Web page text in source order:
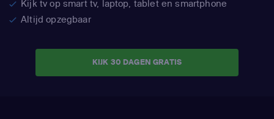
Kijk tv op smart tv, laptop, tablet en smartphone
Altijd opzegbaar
KIJK 30 DAGEN GRATIS